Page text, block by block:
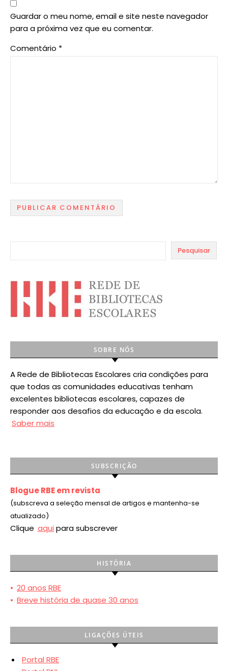
Guardar o meu nome, email e site neste navegador
para a próxima vez que eu comentar.
Comentário *
Pesquisar
SOBRE NÓS
A Rede de Bibliotecas Escolares cria condições para
que todas as comunidades educativas tenham
excelentes bibliotecas escolares, capazes de
responder aos desafios da educação e da escola.
Saber mais
SUBSCRIÇÃO
Blogue RBE em revista
(subscreva a seleção mensal de artigos e mantenha-se
atualizado)
Clique aqui para subscrever
HISTÓRIA
• 20 anos RBE
• Breve história de quase 30 anos
LIGAÇÕES ÚTEIS
Portal RBE